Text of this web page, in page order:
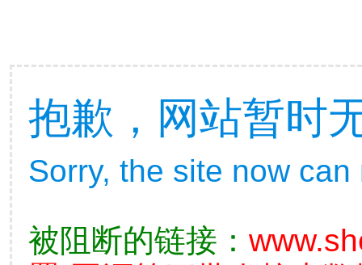
抱歉，网站暂时
Sorry, the site now
被阻断的链接：